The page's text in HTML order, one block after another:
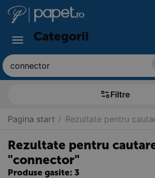
Categorii
Filtre
Pagina start / Rezultate pentru
Rezultate pentru
"connector"
Produse gasite: 3